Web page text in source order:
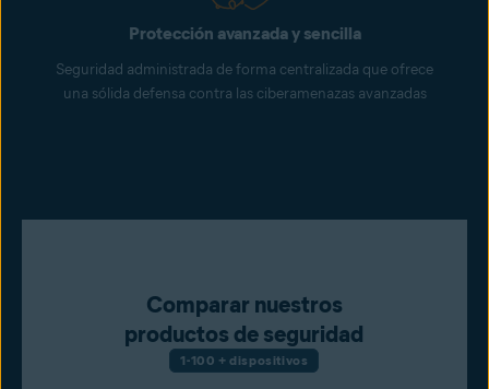
Protección avanzada y sencilla
Seguridad administrada de forma centralizada que ofrece
una sólida defensa contra las ciberamenazas avanzadas
Comparar nuestros
productos de seguridad
1-100 + dispositivos